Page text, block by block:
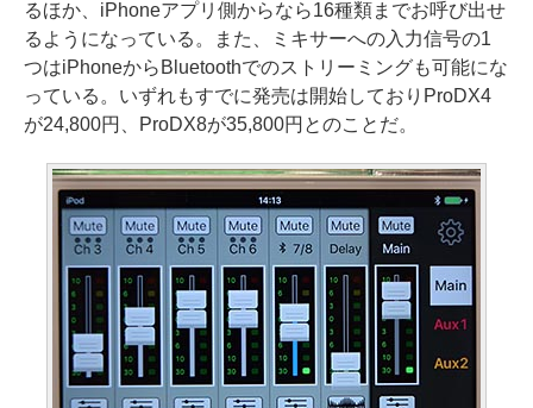
るほか、iPhoneアプリ側からなら16種類までお呼び出せ
るようになっている。また、ミキサーへの入力信号の1
つはiPhoneからBluetoothでのストリーミングも可能にな
っている。いずれもすでに発売は開始しておりProDX4
が24,800円、ProDX8が35,800円とのことだ。